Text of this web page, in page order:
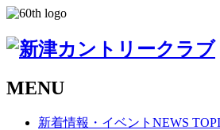
MENU
新着情報・イベント NEWS